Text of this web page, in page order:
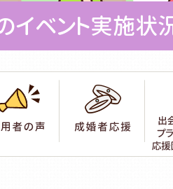
イベント実施状
ベントレポート